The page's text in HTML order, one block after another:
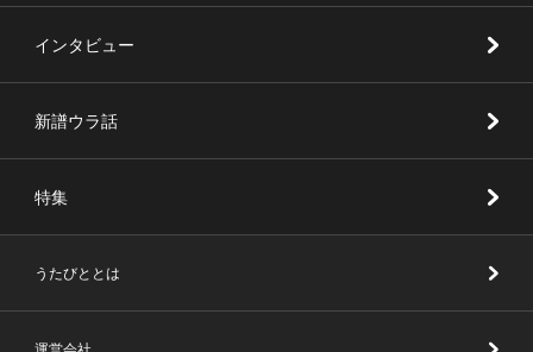
インタビュー
新譜ウラ話
特集
うたびととは